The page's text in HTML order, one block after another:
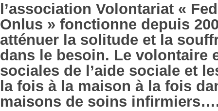
l’association Volontariat «
Onlus » fonctionne depuis
atténuer la solitude et la
dans le besoin. Le volontaire
sociales de l’aide sociale et
la fois à la maison à la fois
maisons de soins